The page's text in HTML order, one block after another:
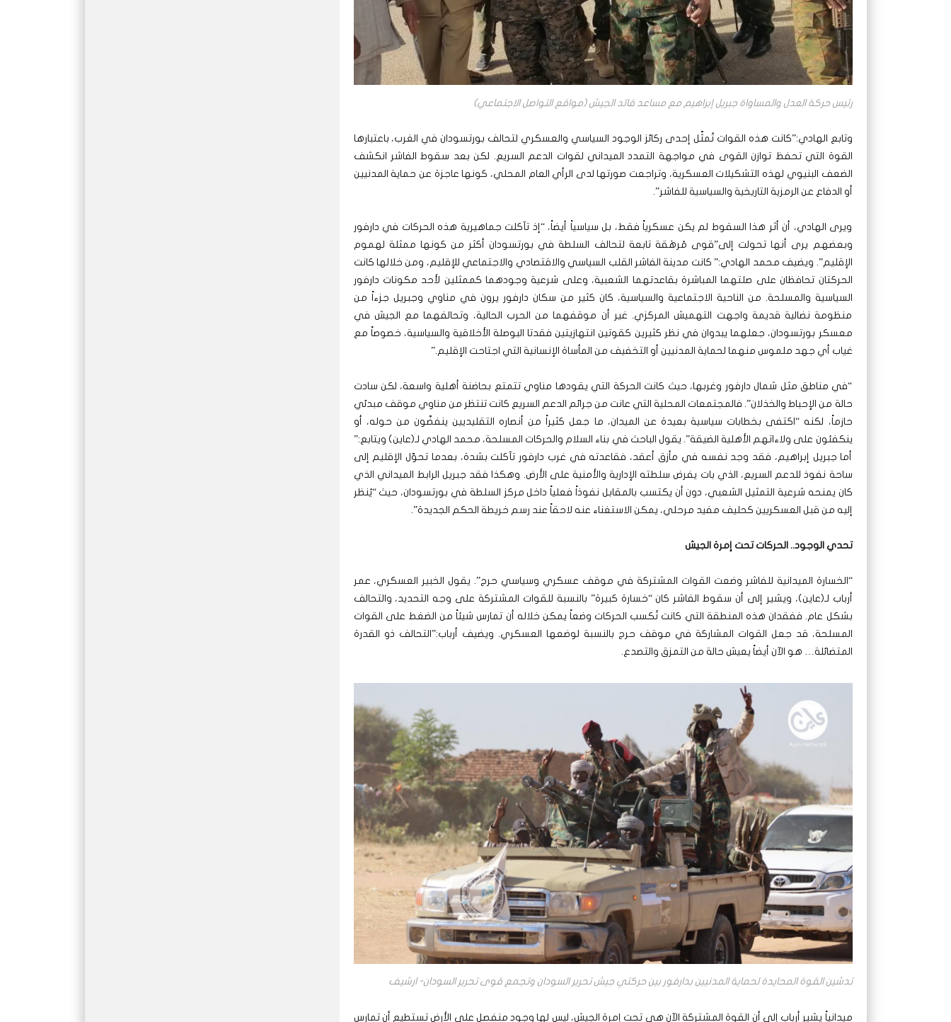
رئيس حركة العدل والمساواة جبريل إبراهيم مع مساعد قائد الجيش (مواقع التواصل الاجتماعي)
وتابع الهادي:”كانت هذه القوات تُمثّل إحدى ركائز الوجود السياسي والعسكري لتحالف بورتسودان في الغرب، باعتبارها
القوة التي تحفظ توازن القوى في مواجهة التمدد الميداني لقوات الدعم السريع. لكن بعد سقوط الفاشر انكشف
الضعف البنيوي لهذه التشكيلات العسكرية، وتراجعت صورتها لدى الرأي العام المحلي، كونها عاجزة عن حماية المدنيين
أو الدفاع عن الرمزية التاريخية والسياسية للفاشر”.
ويرى الهادي، أن أثر هذا السقوط لم يكن عسكرياً فقط، بل سياسياً أيضاً، “إذ تآكلت جماهيرية هذه الحركات في دارفور
وبعضهم يرى أنها تحولت إلى”قوى مُرهَقة تابعة لتحالف السلطة في بورتسودان أكثر من كونها ممثلة لهموم
الإقليم”. ويضيف محمد الهادي:” كانت مدينة الفاشر القلب السياسي والاقتصادي والاجتماعي للإقليم، ومن خلالها كانت
الحركتان تحافظان على صلتهما المباشرة بقاعدتهما الشعبية، وعلى شرعية وجودهما كممثلين لأحد مكونات دارفور
السياسية والمسلحة. من الناحية الاجتماعية والسياسية، كان كثير من سكان دارفور يرون في مناوي وجبريل جزءاً من
منظومة نضالية قديمة واجهت التهميش المركزي. غير أن موقفهما من الحرب الحالية، وتحالفهما مع الجيش في
معسكر بورتسودان، جعلهما يبدوان في نظر كثيرين كقوتين انتهازيتين فقدتا البوصلة الأخلاقية والسياسية، خصوصاً مع
غياب أي جهد ملموس منهما لحماية المدنيين أو التخفيف من المأساة الإنسانية التي اجتاحت الإقليم.”
“في مناطق مثل شمال دارفور وغربها، حيث كانت الحركة التي يقودها مناوي تتمتع بحاضنة أهلية واسعة، لكن سادت
حالة من الإحباط والخذلان”. فالمجتمعات المحلية التي عانت من جرائم الدعم السريع كانت تنتظر من مناوي موقف مبدئي
حازماً، لكنه “اكتفى بخطابات سياسية بعيدة عن الميدان، ما جعل كثيراً من أنصاره التقليديين ينفضّون من حوله، أو
ينكفئون على ولاءاتهم الأهلية الضيقة”. يقول الباحث في بناء السلام والحركات المسلحة، محمد الهادي لـ(عاين) ويتابع:”
أما جبريل إبراهيم، فقد وجد نفسه في مأزق أعقد، فقاعدته في غرب دارفور تآكلت بشدة، بعدما تحوّل الإقليم إلى
ساحة نفوذ للدعم السريع، الذي بات يفرض سلطته الإدارية والأمنية على الأرض. وهكذا فقد جبريل الرابط الميداني الذي
كان يمنحه شرعية التمثيل الشعبي، دون أن يكتسب بالمقابل نفوذاً فعلياً داخل مركز السلطة في بورتسودان، حيث “يُنظر
إليه من قبل العسكريين كحليف مفيد مرحلي، يمكن الاستغناء عنه لاحقاً عند رسم خريطة الحكم الجديدة”.
تحدي الوجود.. الحركات تحت إمرة الجيش
“الخسارة الميدانية للفاشر وضعت القوات المشتركة في موقف عسكري وسياسي حرج”. يقول الخبير العسكري، عمر
أرباب لـ(عاين)، ويشير إلى أن سقوط الفاشر كان “خسارة كبيرة” بالنسبة للقوات المشتركة على وجه التحديد، والتحالف
بشكل عام. ففقدان هذه المنطقة التي كانت تُكسب الحركات وضعاً يمكن خلاله أن تمارس شيئاً من الضغط على القوات
المسلحة، قد جعل القوات المشاركة في موقف حرج بالنسبة لوضعها العسكري. ويضيف أرباب:”التحالف ذو القدرة
المتضائلة… هو الآن أيضاً يعيش حالة من التمزق والتصدع.
تدشين القوة المحايدة لحماية المدنيين بدارفور بين حركتي جيش تحرير السودان وتجمع قوى تحرير السودان- ارشيف
ميدانياً يشير أرباب إلى أن القوة المشتركة الآن هي تحت إمرة الجيش، ليس لها وجود منفصل على الأرض تستطيع أن تمارس